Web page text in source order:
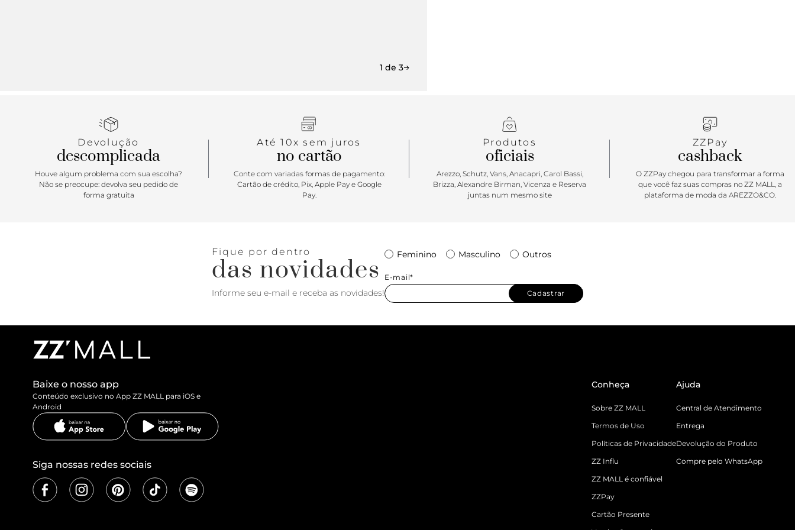
1 de 3
Devolução
descomplicada
Houve algum problema com sua escolha?
Não se preocupe: devolva seu pedido de
forma gratuita
Até 10x sem juros
no cartão
Conte com variadas formas de pagamento:
Cartão de crédito, Pix, Apple Pay e Google
Pay.
Produtos
oficiais
Arezzo, Schutz, Vans, Anacapri, Carol Bassi,
Brizza, Alexandre Birman, Vicenza e Reserva
juntas num mesmo site
ZZPay
cashback
O ZZPay chegou para transformar a forma
que você faz suas compras no ZZ MALL, a
plataforma de moda da AREZZO&CO.
Fique por dentro
das novidades
Informe seu e-mail e receba as novidades!
Feminino Masculino Outros
E-mail*
Cadastrar
Baixe o nosso app
Conteúdo exclusivo no App ZZ MALL para iOS e
Android
Siga nossas redes sociais
Conheça
Sobre ZZ MALL
Termos de Uso
Políticas de Privacidade
ZZ Influ
ZZ MALL é confiável
ZZPay
Cartão Presente
Ajuda
Central de Atendimento
Entrega
Devolução do Produto
Compre pelo WhatsApp